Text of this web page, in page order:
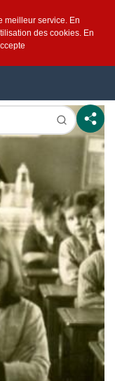
meilleur service. En
des cookies. En